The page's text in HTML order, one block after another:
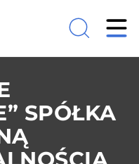
SPÓŁKA